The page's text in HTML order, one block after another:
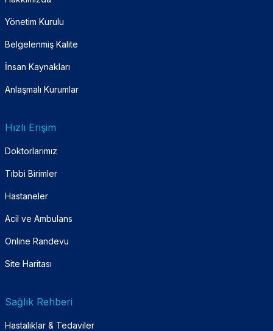
Yönetim Kurulu
Belgelenmiş Kalite
İnsan Kaynakları
Anlaşmalı Kurumlar
Hızlı Erişim
Doktorlarımız
Tıbbi Birimler
Hastaneler
Acil ve Ambulans
Online Randevu
Site Haritası
Sağlık Rehberi
Hastalıklar & Tedaviler